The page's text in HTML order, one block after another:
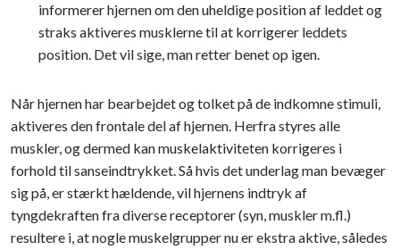
informerer hjernen om den uheldige position af leddet og
straks aktiveres musklerne til at korrigerer leddets
position. Det vil sige, man retter benet op igen.
Når hjernen har bearbejdet og tolket på de indkomne stimuli,
aktiveres den frontale del af hjernen. Herfra styres alle
muskler, og dermed kan muskelaktiviteten korrigeres i
forhold til sanseindtrykket. Så hvis det underlag man bevæger
sig på, er stærkt hældende, vil hjernens indtryk af
tyngdekraften fra diverse receptorer (syn, muskler m.fl.)
resultere i, at nogle muskelgrupper nu er ekstra aktive, således